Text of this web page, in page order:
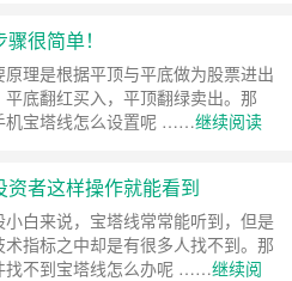
很简单！
原理是根据平顶与平底做为股票进出
平底翻红买入，平顶翻绿卖出。那
机宝塔线怎么设置呢 ……继续阅读
者这样操作就能看到
小白来说，宝塔线常常能听到，但是
指标之中却是有很多人找不到。那
找不到宝塔线怎么办呢 ……继续阅